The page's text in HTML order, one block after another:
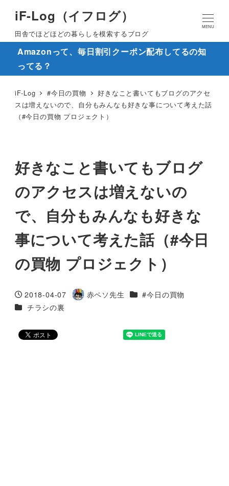
iF-Log（イフログ）
田舎でほどほどの暮らしを模索するブログ
MENU
Amazonって、毎日割引クーポン配布してるの知
ってる？
iF-Log #今日の買物
好きなこと書いてもブログのアクセ
スは増えないので、自分もみんなも好きな事について考えた話
（#今日の買物 プロジェクト）
好きなこと書いてもブログ
のアクセスは増えないの
で、自分もみんなも好きな
事について考えた話（#今日
の買物 プロジェクト）
投稿日
2018-04-07
著
赤ペソ先生 カテゴリー
#今日の買物
カテゴリー
チラシの裏